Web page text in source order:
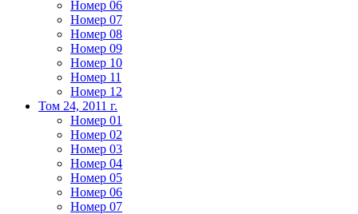
Номер 06
Номер 07
Номер 08
Номер 09
Номер 10
Номер 11
Номер 12
Том 24, 2011 г.
Номер 01
Номер 02
Номер 03
Номер 04
Номер 05
Номер 06
Номер 07